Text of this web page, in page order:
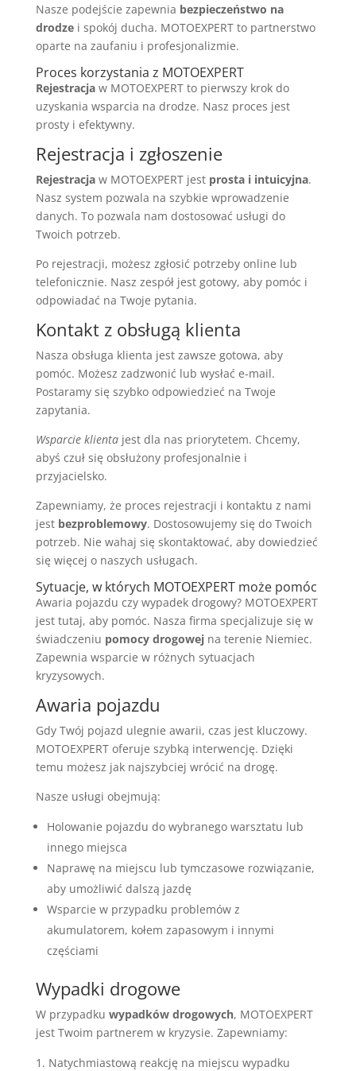
Nasze podejście zapewnia bezpieczeństwo na
drodzei spokój ducha. MOTOEXPERT to partnerstwo
oparte na zaufaniu i profesjonalizmie.
Proces korzystania z MOTOEXPERT
Rejestracjaw MOTOEXPERT to pierwszy krok do
uzyskania wsparcia na drodze. Nasz proces jest
prosty i efektywny.
Rejestracja i zgłoszenie
Rejestracjaw MOTOEXPERT jest prosta i intuicyjna.
Nasz system pozwala na szybkie wprowadzenie
danych. To pozwala nam dostosować usługi do
Twoich potrzeb.
Po rejestracji, możesz zgłosić potrzeby online lub
telefonicznie. Nasz zespół jest gotowy, aby pomóc i
odpowiadać na Twoje pytania.
Kontakt z obsługą klienta
Nasza obsługa klienta jest zawsze gotowa, aby
pomóc. Możesz zadzwonić lub wysłać e-mail.
Postaramy się szybko odpowiedzieć na Twoje
zapytania.
Wsparcie klientajest dla nas priorytetem. Chcemy,
abyś czuł się obsłużony profesjonalnie i
przyjacielsko.
Zapewniamy, że proces rejestracji i kontaktu z nami
jest bezproblemowy. Dostosowujemy się do Twoich
potrzeb. Nie wahaj się skontaktować, aby dowiedzieć
się więcej o naszych usługach.
Sytuacje, w których MOTOEXPERT może pomóc
Awaria pojazdu czy wypadek drogowy? MOTOEXPERT
jest tutaj, aby pomóc. Nasza firma specjalizuje się w
świadczeniu pomocy drogowejna terenie Niemiec.
Zapewnia wsparcie w różnych sytuacjach
kryzysowych.
Awaria pojazdu
Gdy Twój pojazd ulegnie awarii, czas jest kluczowy.
MOTOEXPERT oferuje szybką interwencję. Dzięki
temu możesz jak najszybciej wrócić na drogę.
Nasze usługi obejmują:
Holowanie pojazdu do wybranego warsztatu lub
innego miejsca
Naprawę na miejscu lub tymczasowe rozwiązanie,
aby umożliwić dalszą jazdę
Wsparcie w przypadku problemów z
akumulatorem, kołem zapasowym i innymi
częściami
Wypadki drogowe
W przypadku wypadków drogowych, MOTOEXPERT
jest Twoim partnerem w kryzysie. Zapewniamy:
Natychmiastową reakcję na miejscu wypadku